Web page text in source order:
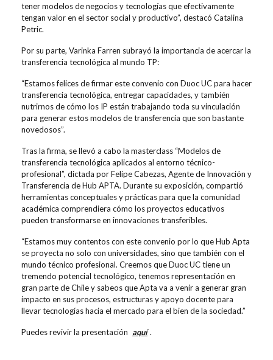
tener modelos de negocios y tecnologías que efectivamente
tengan valor en el sector social y productivo”, destacó Catalina
Petric.
Por su parte, Varinka Farren subrayó la importancia de acercar la
transferencia tecnológica al mundo TP:
“Estamos felices de firmar este convenio con Duoc UC para hacer
transferencia tecnológica, entregar capacidades, y también
nutrirnos de cómo los IP están trabajando toda su vinculación
para generar estos modelos de transferencia que son bastante
novedosos”.
Tras la firma, se llevó a cabo la masterclass “Modelos de
transferencia tecnológica aplicados al entorno técnico-
profesional”, dictada por Felipe Cabezas, Agente de Innovación y
Transferencia de Hub APTA. Durante su exposición, compartió
herramientas conceptuales y prácticas para que la comunidad
académica comprendiera cómo los proyectos educativos
pueden transformarse en innovaciones transferibles.
“Estamos muy contentos con este convenio por lo que Hub Apta
se proyecta no solo con universidades, sino que también con el
mundo técnico profesional. Creemos que Duoc UC tiene un
tremendo potencial tecnológico, tenemos representación en
gran parte de Chile y sabeos que Apta va a venir a generar gran
impacto en sus procesos, estructuras y apoyo docente para
llevar tecnologías hacia el mercado para el bien de la sociedad.”
Puedes revivir la presentación aquí .